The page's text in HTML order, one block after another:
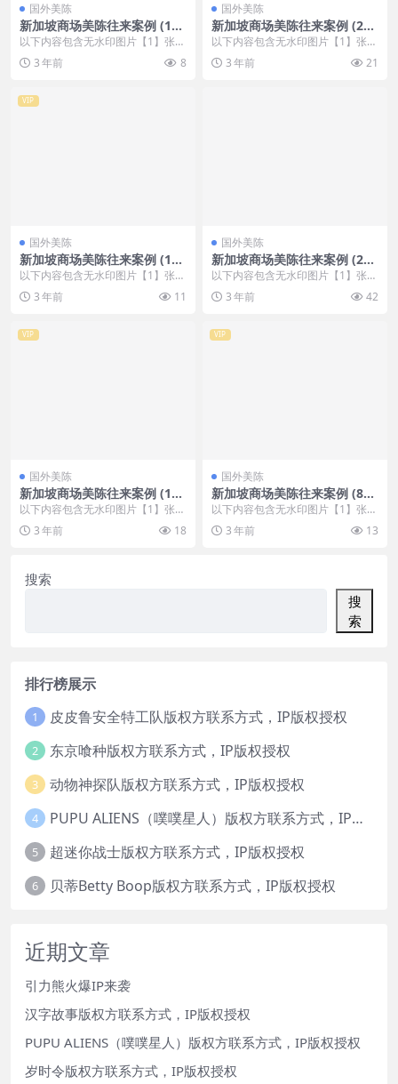
国外美陈
新加坡商场美陈往来案例 (140
0)南阳市美程网
以下内容包含无水印图片【1】张
，开通会员无障碍浏览 开通VIP会
员 3 年前 8
国外美陈
新加坡商场美陈往来案例 (232
2)洛阳市美陈制作
以下内容包含无水印图片【1】张
，开通会员无障碍浏览 开通VIP会
员 3 年前 21
VIP
国外美陈
新加坡商场美陈往来案例 (122
1)包头市美陈设计
以下内容包含无水印图片【1】张
，开通会员无障碍浏览 开通VIP会
员 3 年前 11
国外美陈
新加坡商场美陈往来案例 (294
8)深圳市一企划
以下内容包含无水印图片【1】张
，开通会员无障碍浏览 开通VIP会
员 3 年前 42
VIP
国外美陈
新加坡商场美陈往来案例 (196
1)西安市美陈网
以下内容包含无水印图片【1】张
，开通会员无障碍浏览 开通VIP会
员 3 年前 18
VIP
国外美陈
新加坡商场美陈往来案例 (82
1)常德市美陈方案
以下内容包含无水印图片【1】张
，开通会员无障碍浏览 开通VIP会
员 3 年前 13
搜索
搜
索
排行榜展示
1 皮皮鲁安全特工队版权方联系方式，IP版权授权
2 东京喰种版权方联系方式，IP版权授权
3 动物神探队版权方联系方式，IP版权授权
4 PUPU ALIENS（噗噗星人）版权方联系方式，IP版权授权
5 超迷你战士版权方联系方式，IP版权授权
6 贝蒂Betty Boop版权方联系方式，IP版权授权
近期文章
引力熊火爆IP来袭
汉字故事版权方联系方式，IP版权授权
PUPU ALIENS（噗噗星人）版权方联系方式，IP版权授权
岁时令版权方联系方式，IP版权授权